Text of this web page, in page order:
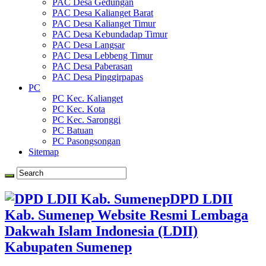
PAC Desa Gedungan
PAC Desa Kalianget Barat
PAC Desa Kalianget Timur
PAC Desa Kebundadap Timur
PAC Desa Langsar
PAC Desa Lebbeng Timur
PAC Desa Paberasan
PAC Desa Pinggirpapas
PC
PC Kec. Kalianget
PC Kec. Kota
PC Kec. Saronggi
PC Batuan
PC Pasongsongan
Sitemap
DPD LDII
Kab. Sumenep Website Resmi Lembaga
Dakwah Islam Indonesia (LDII)
Kabupaten Sumenep